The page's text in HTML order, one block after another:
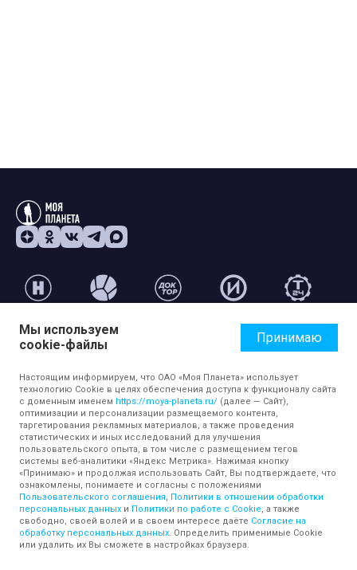
© ОАО «Моя Планета». Все права на любые материалы, опубликованные
на сайте, защищены в соответствии с российским и международным
Использование любых аудио-, фото- и видеоматериалов, размещенных на
сайте, допускается только с разрешения правообладателя и ссылкой на
сайтmoya-planeta.ru. Адрес для направления юридически значимых
сообщений:info@moya-planeta.ru.
Правила сайтаРабота с cookie-файлами
Защита персональных данныхОбработка персональных данных
Согласие на обработку персональных данных
Мы используем
cookie-файлы
Принимаю
Настоящим информируем, что ОАО «Моя Планета» использует
технологию Cookie в целях обеспечения доступа к функционалу сайта
с доменным именем https://moya-planeta.ru/ (далее — Сайт),
оптимизации и персонализации размещаемого контента,
таргетирования рекламных материалов, а также проведения
статистических и иных исследований для улучшения
пользовательского опыта, в том числе с размещением тегов
системы веб-аналитики «Яндекс Метрика». Нажимая кнопку
«Принимаю» и продолжая использовать Сайт, Вы подтверждаете, что
ознакомлены, понимаете и согласны с положениями
Пользовательского соглашения, Политики в отношении обработки
персональных данных и Политики по работе с Cookie, а также
свободно, своей волей и в своем интересе даёте Согласие на
обработку персональных данных. Определить применимые Cookie
или удалить их Вы сможете в настройках браузера.